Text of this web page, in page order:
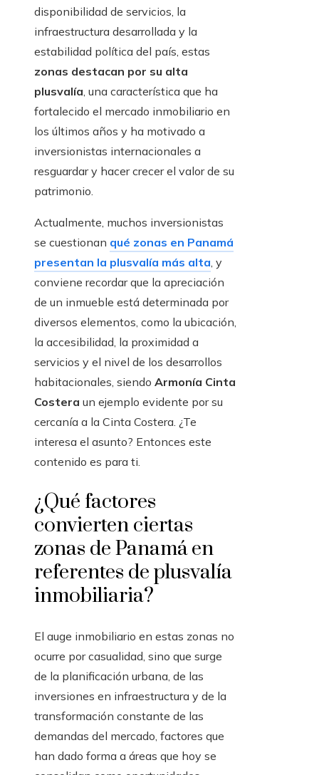
disponibilidad de servicios, la
infraestructura desarrollada y la
estabilidad política del país, estas
zonas destacan por su alta
plusvalía, una característica que ha
fortalecido el mercado inmobiliario en
los últimos años y ha motivado a
inversionistas internacionales a
resguardar y hacer crecer el valor de su
patrimonio.
Actualmente, muchos inversionistas
se cuestionan qué zonas en Panamá
presentan la plusvalía más alta, y
conviene recordar que la apreciación
de un inmueble está determinada por
diversos elementos, como la ubicación,
la accesibilidad, la proximidad a
servicios y el nivel de los desarrollos
habitacionales, siendo Armonía Cinta
Costera un ejemplo evidente por su
cercanía a la Cinta Costera. ¿Te
interesa el asunto? Entonces este
contenido es para ti.
¿Qué factores
convierten ciertas
zonas de Panamá en
referentes de plusvalía
inmobiliaria?
El auge inmobiliario en estas zonas no
ocurre por casualidad, sino que surge
de la planificación urbana, de las
inversiones en infraestructura y de la
transformación constante de las
demandas del mercado, factores que
han dado forma a áreas que hoy se